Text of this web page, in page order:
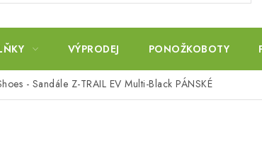
VÝPRODEJ PONOŽKOBOTY
- Sandále Z-TRAIL EV Multi-Black PÁNSKÉ